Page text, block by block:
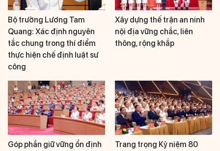
Bộ trưởng Lương Tam
Quang: Xác định nguyên
tắc chung trong thí điểm
thực hiện chế định luật sư
công
Xây dựng thế trận an ninh
nội địa vững chắc, liên
thông, rộng khắp
Góp phần giữ vững ổn định
Trang trọng Kỷ niệm 80